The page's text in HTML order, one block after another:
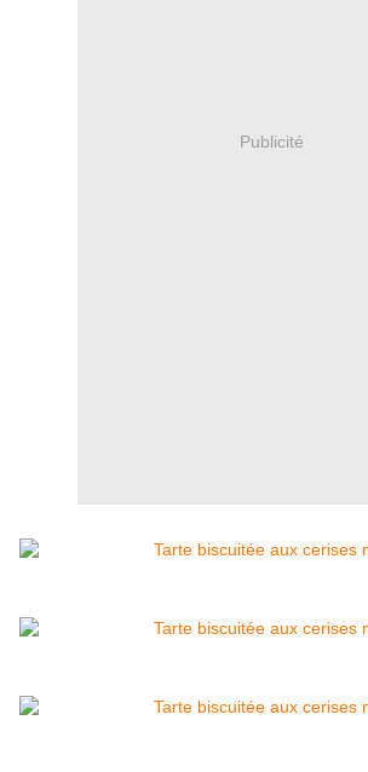
Publicité